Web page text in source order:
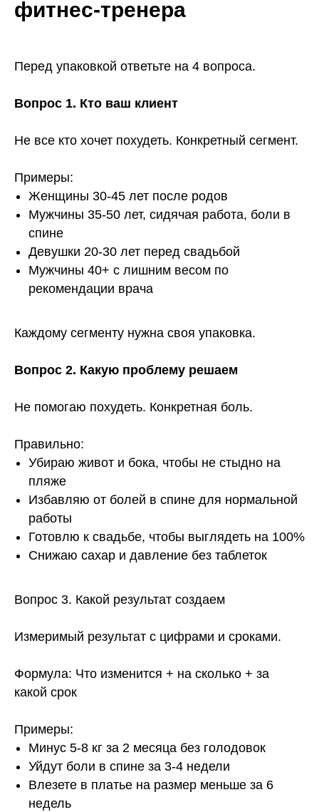
фитнес-тренера
Перед упаковкой ответьте на 4 вопроса.
Вопрос 1. Кто ваш клиент
Не все кто хочет похудеть. Конкретный сегмент.
Примеры:
Женщины 30-45 лет после родов
Мужчины 35-50 лет, сидячая работа, боли в
спине
Девушки 20-30 лет перед свадьбой
Мужчины 40+ с лишним весом по
рекомендации врача
Каждому сегменту нужна своя упаковка.
Вопрос 2. Какую проблему решаем
Не помогаю похудеть. Конкретная боль.
Правильно:
Убираю живот и бока, чтобы не стыдно на
пляже
Избавляю от болей в спине для нормальной
работы
Готовлю к свадьбе, чтобы выглядеть на 100%
Снижаю сахар и давление без таблеток
Вопрос 3. Какой результат создаем
Измеримый результат с цифрами и сроками.
Формула: Что изменится + на сколько + за
какой срок
Примеры:
Минус 5-8 кг за 2 месяца без голодовок
Уйдут боли в спине за 3-4 недели
Влезете в платье на размер меньше за 6
недель